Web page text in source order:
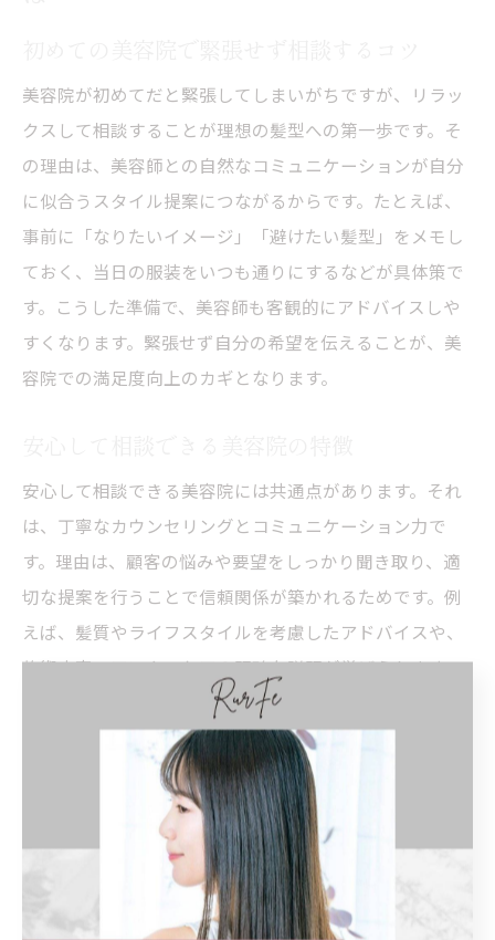
美容院が初めてだと緊張してしまいがちですが、リラッ
クスして相談することが理想の髪型への第一歩です。そ
の理由は、美容師との自然なコミュニケーションが自分
に似合うスタイル提案につながるからです。たとえば、
事前に「なりたいイメージ」「避けたい髪型」をメモし
ておく、当日の服装をいつも通りにするなどが具体策で
す。こうした準備で、美容師も客観的にアドバイスしや
すくなります。緊張せず自分の希望を伝えることが、美
容院での満足度向上のカギとなります。
安心して相談できる美容院には共通点があります。それ
は、丁寧なカウンセリングとコミュニケーション力で
す。理由は、顧客の悩みや要望をしっかり聞き取り、適
切な提案を行うことで信頼関係が築かれるためです。例
えば、髪質やライフスタイルを考慮したアドバイスや、
施術内容・アフターケアの明確な説明が挙げられます。
こうした美容院を選ぶことで、初めてでも不安なく相談
しやすくなり、納得のいく仕上がりが期待できます。
希望が伝わるカウンセリングの受け方
美容院で希望がしっかり伝わるカウンセリングの受け方
は、ポイントを押さえることが大切です。理由は、具体
的な要望や悩みを伝えることで、美容師が最適な髪型を